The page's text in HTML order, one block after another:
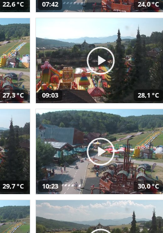
22,6 °C 07:42 24,0 °C
27,3 °C 09:03 28,1 °C
29,7 °C 10:23 30,0 °C